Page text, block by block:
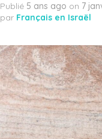
Publié 5 ans ago on 7
par Français en Israël